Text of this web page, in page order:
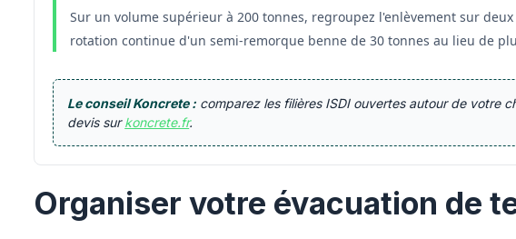
Sur un volume supérieur à 200 tonnes, regroupez l'enlèvement sur
rotation continue d'un semi-remorque benne de 30 tonnes au lieu de
Le conseil Koncrete : comparez les filières ISDI ouvertes autour de votre
devis surkoncrete.fr.
Organiser votre évacuation de